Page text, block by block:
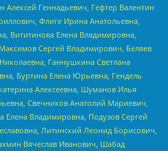
Геннадьевич, Гефтер Валентин
Флиге Ирина Анатольевна,
Вититинова Елена Владимировна,
Сергей Владимирович, Беляев
Ганнушкина Светлана
Буртина Елена Юрьевна, Гендель
Алексеевна, Шуманов Илья
Свечников Анатолий Мариевич,
Владимировна, Подузов Сергей
Литинский Леонид Борисович,
Вячеслав Иванович, Шабад